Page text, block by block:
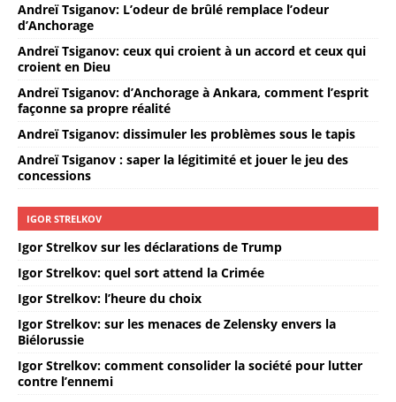
Andreï Tsiganov: L’odeur de brûlé remplace l’odeur
d’Anchorage
Andreï Tsiganov: ceux qui croient à un accord et ceux qui
croient en Dieu
Andreï Tsiganov: d’Anchorage à Ankara, comment l’esprit
façonne sa propre réalité
Andreï Tsiganov: dissimuler les problèmes sous le tapis
Andreï Tsiganov : saper la légitimité et jouer le jeu des
concessions
IGOR STRELKOV
Igor Strelkov sur les déclarations de Trump
Igor Strelkov: quel sort attend la Crimée
Igor Strelkov: l’heure du choix
Igor Strelkov: sur les menaces de Zelensky envers la
Biélorussie
Igor Strelkov: comment consolider la société pour lutter
contre l’ennemi